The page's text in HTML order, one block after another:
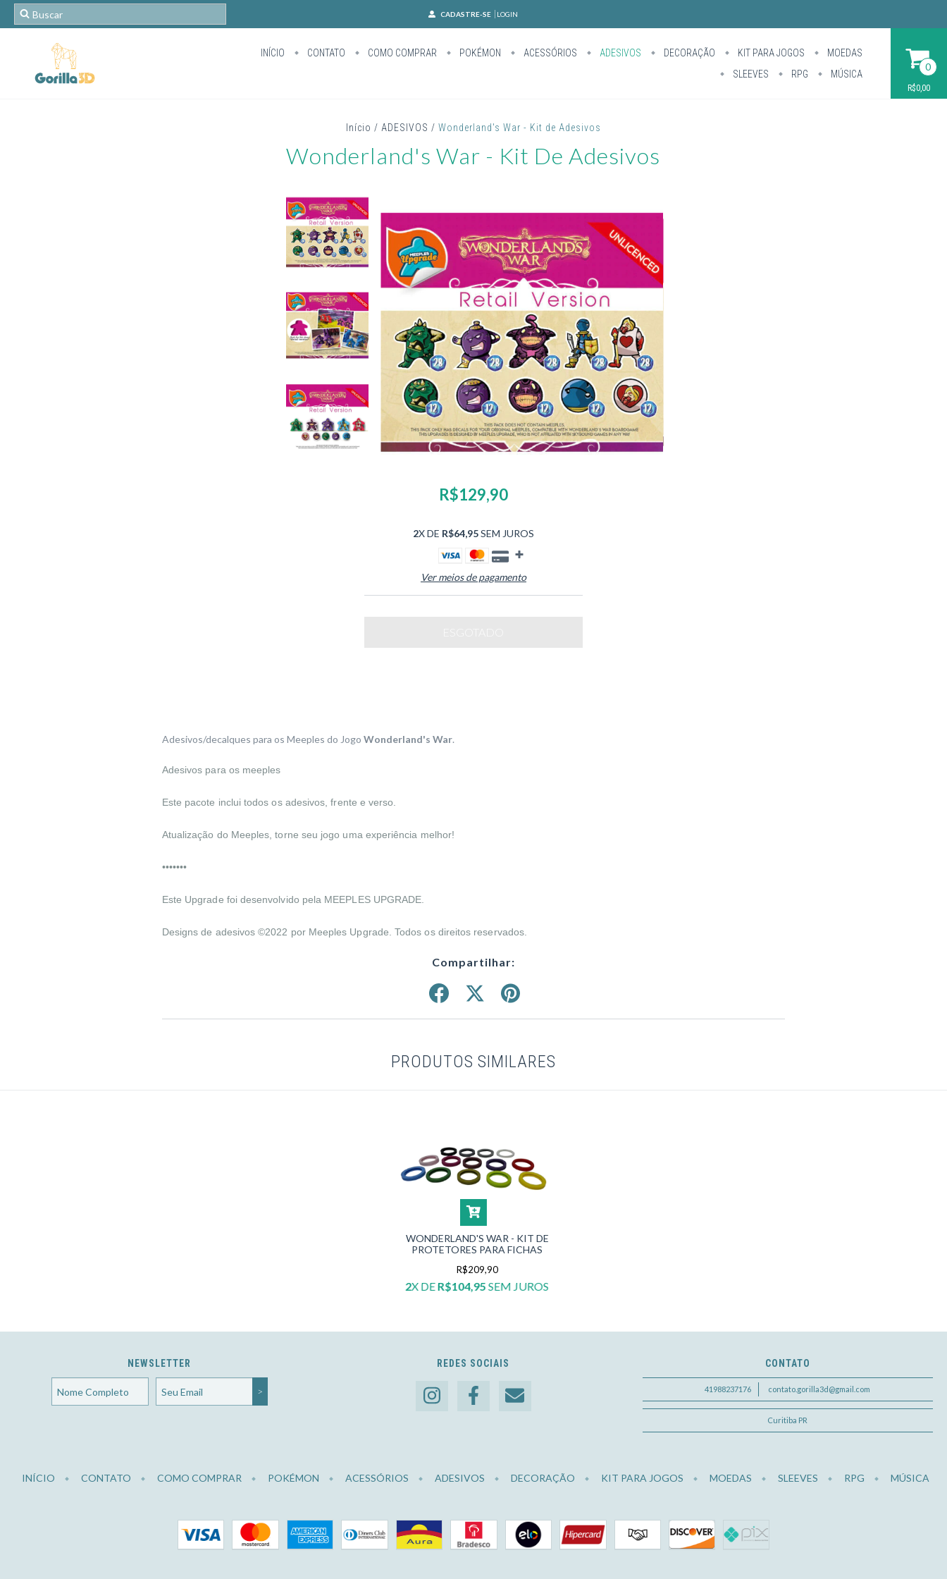
CADASTRE-SE LOGIN
INÍCIO CONTATO COMO COMPRAR POKÉMON ACESSÓRIOS ADESIVOS DECORAÇÃO KIT PARA JOGOS
MOEDAS
SLEEVES
RPG MÚSICA
0
R$0,00
Início / ADESIVOS / Wonderland's War - Kit de Adesivos
Wonderland's War - Kit De Adesivos
R$129,90
2X DE R$64,95SEM JUROS
Ver meios de pagamento
Adesivos/decalques para os Meeples do Jogo Wonderland's War.
Adesivos para os meeples
Este pacote inclui todos os adesivos, frente e verso.
Atualização do Meeples, torne seu jogo uma experiência melhor!
•••••••
Este Upgrade foi desenvolvido pela MEEPLES UPGRADE.
Designs de adesivos ©2022 por Meeples Upgrade. Todos os direitos reservados.
Compartilhar:
PRODUTOS SIMILARES
WONDERLAND'S WAR - KIT DE
PROTETORES PARA FICHAS
R$209,90
2X DER$104,95SEM JUROS
NEWSLETTER REDES SOCIAIS CONTATO
41988237176 contato.gorilla3d@gmail.com
Curitiba PR
INÍCIO CONTATO COMO COMPRAR POKÉMON ACESSÓRIOS ADESIVOS DECORAÇÃO KIT PARA JOGOS MOEDAS SLEEVES RPG MÚSICA